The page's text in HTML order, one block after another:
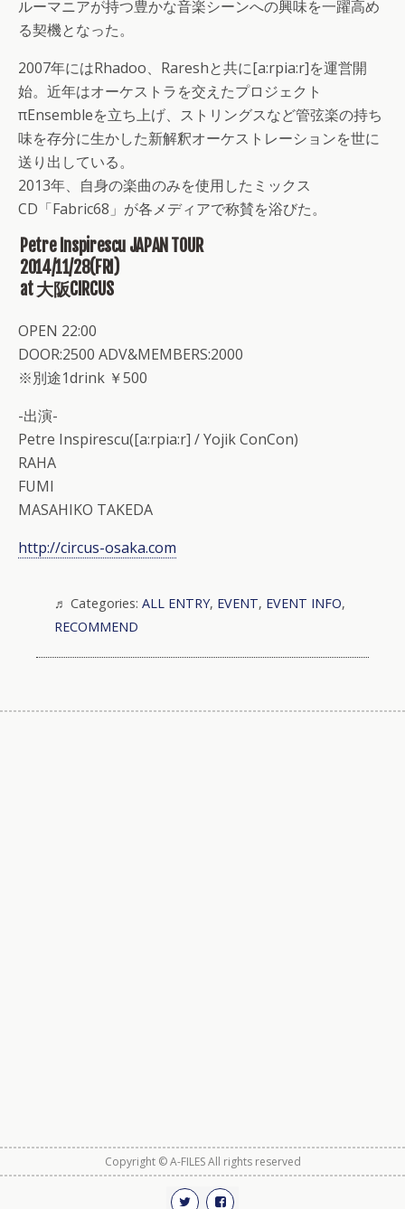
ルーマニアが持つ豊かな音楽シーンへの興味を一躍高め
る契機となった。
2007年にはRhadoo、Rareshと共に[a:rpia:r]を運営開
始。近年はオーケストラを交えたプロジェクト
πEnsembleを立ち上げ、ストリングスなど管弦楽の持ち
味を存分に生かした新解釈オーケストレーションを世に
送り出している。
2013年、自身の楽曲のみを使用したミックス
CD「Fabric68」が各メディアで称賛を浴びた。
Petre Inspirescu JAPAN TOUR
2014/11/28(FRI)
at 大阪CIRCUS
OPEN 22:00
DOOR:2500 ADV&MEMBERS:2000
※別途1drink ￥500
-出演-
Petre Inspirescu([a:rpia:r] / Yojik ConCon)
RAHA
FUMI
MASAHIKO TAKEDA
http://circus-osaka.com
Categories: ALL ENTRY, EVENT, EVENT INFO,
RECOMMEND
Copyright © A-FILES All rights reserved